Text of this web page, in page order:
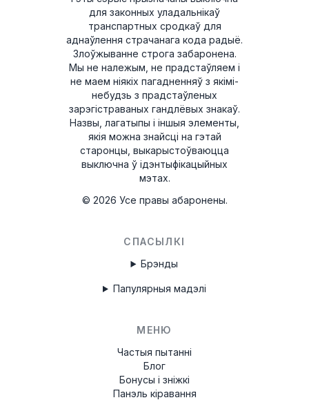
для законных уладальнікаў
транспартных сродкаў для
аднаўлення страчанага кода радыё.
Злоўжыванне строга забаронена.
Мы не належым, не прадстаўляем і
не маем ніякіх пагадненняў з якімі-
небудзь з прадстаўленых
зарэгістраваных гандлёвых знакаў.
Назвы, лагатыпы і іншыя элементы,
якія можна знайсці на гэтай
старонцы, выкарыстоўваюцца
выключна ў ідэнтыфікацыйных
мэтах.
© 2026 Усе правы абаронены.
СПАСЫЛКІ
Брэнды
Папулярныя мадэлі
МЕНЮ
Частыя пытанні
Блог
Бонусы і зніжкі
Панэль кіравання